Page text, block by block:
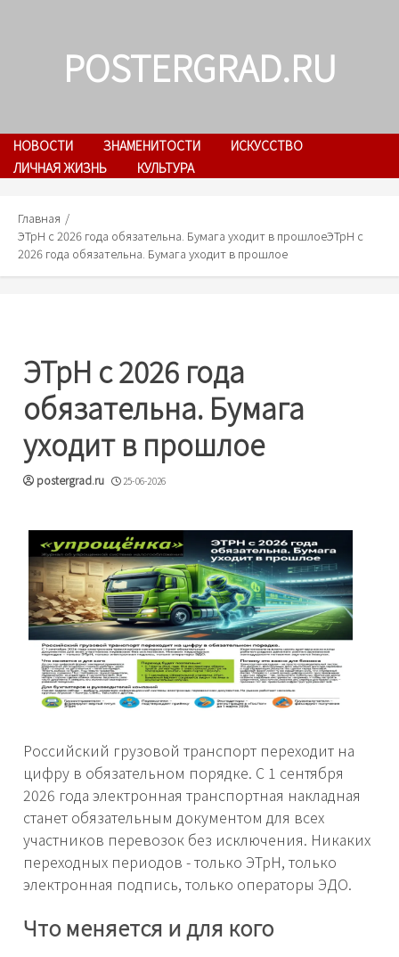
POSTERGRAD.RU
НОВОСТИ ЗНАМЕНИТОСТИ
ИСКУССТВО
ЛИЧНАЯ ЖИЗНЬ
КУЛЬТУРА
Главная
ЭТрН с 2026 года обязательна. Бумага уходит в прошлоеЭТрН с
2026 года обязательна. Бумага уходит в прошлое
ЭТрН с 2026 года
обязательна. Бумага
уходит в прошлое
postergrad.ru 25-06-2026
Российский грузовой транспорт переходит на
цифру в обязательном порядке. С 1 сентября
2026 года электронная транспортная накладная
станет обязательным документом для всех
участников перевозок без исключения. Никаких
переходных периодов - только ЭТрН, только
электронная подпись, только операторы ЭДО.
Что меняется и для кого